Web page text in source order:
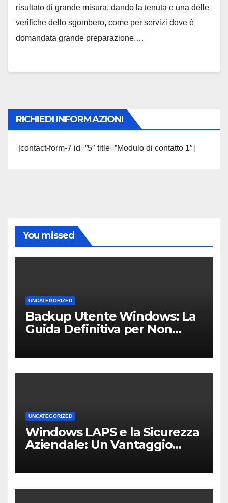
risultato di grande misura, dando la tenuta e una delle
verifiche dello sgombero, come per servizi dove è
domandata grande preparazione.…
RICHIEDI INFORMAZIONI
[contact-form-7 id=”5″ title=”Modulo di contatto 1″]
You missed
UNCATEGORIZED
Backup Utente Windows: La
Guida Definitiva per Non
Casa o dell’Ufficio
UNCATEGORIZED
Windows LAPS e la Sicurezza
Aziendale: Un Vantaggio